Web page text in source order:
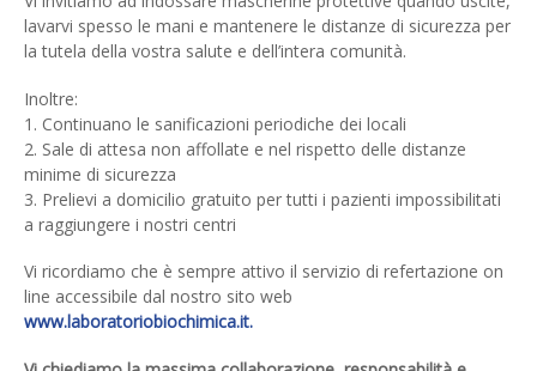
lavarvi spesso le mani e mantenere le distanze di sicurezza per
la tutela della vostra salute e dell’intera comunità.
Inoltre:
1. Continuano le sanificazioni periodiche dei locali
2. Sale di attesa non affollate e nel rispetto delle distanze
minime di sicurezza
3. Prelievi a domicilio gratuito per tutti i pazienti impossibilitati
a raggiungere i nostri centri
Vi ricordiamo che è sempre attivo il servizio di refertazione on
line accessibile dal nostro sito web
www.laboratoriobiochimica.it.